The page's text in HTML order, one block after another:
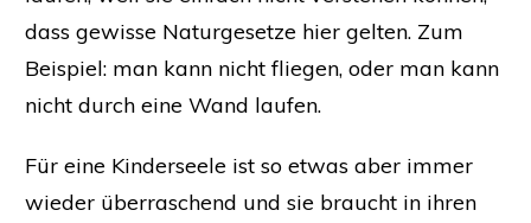
dass gewisse Naturgesetze hier gelten. Zum
Beispiel: man kann nicht fliegen, oder man kann
nicht durch eine Wand laufen.
Für eine Kinderseele ist so etwas aber immer
wieder überraschend und sie braucht in ihren